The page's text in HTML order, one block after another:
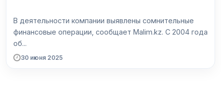
В деятельности компании выявлены сомнительные
финансовые операции, сообщает Malim.kz. С 2004 года
об...
30 июня 2025